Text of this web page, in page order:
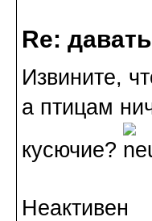
Re:
Извините,
а птицам
кусючие?
Неактивен